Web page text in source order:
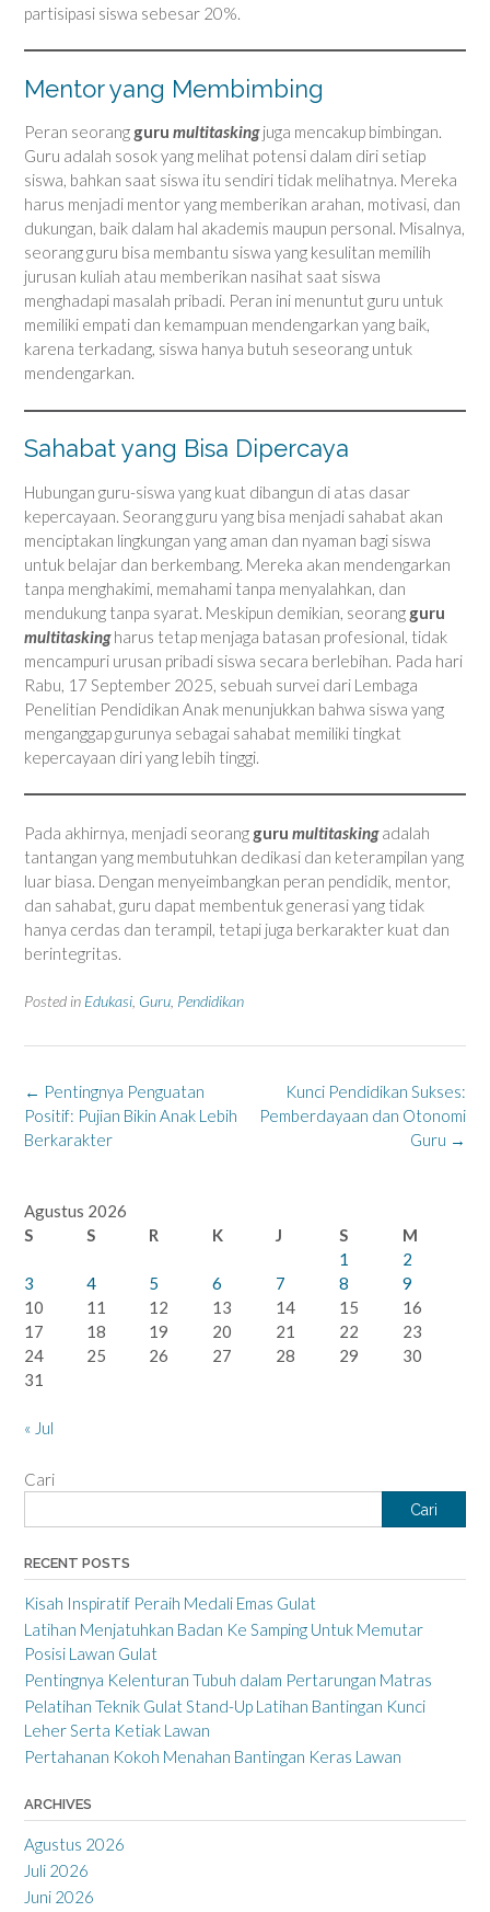
partisipasi siswa sebesar 20%.
Mentor yang Membimbing
Peran seorang guru multitaskingjuga mencakup bimbingan.
Guru adalah sosok yang melihat potensi dalam diri setiap
siswa, bahkan saat siswa itu sendiri tidak melihatnya. Mereka
harus menjadi mentor yang memberikan arahan, motivasi, dan
dukungan, baik dalam hal akademis maupun personal. Misalnya,
seorang guru bisa membantu siswa yang kesulitan memilih
jurusan kuliah atau memberikan nasihat saat siswa
menghadapi masalah pribadi. Peran ini menuntut guru untuk
memiliki empati dan kemampuan mendengarkan yang baik,
karena terkadang, siswa hanya butuh seseorang untuk
mendengarkan.
Sahabat yang Bisa Dipercaya
Hubungan guru-siswa yang kuat dibangun di atas dasar
kepercayaan. Seorang guru yang bisa menjadi sahabat akan
menciptakan lingkungan yang aman dan nyaman bagi siswa
untuk belajar dan berkembang. Mereka akan mendengarkan
tanpa menghakimi, memahami tanpa menyalahkan, dan
mendukung tanpa syarat. Meskipun demikian, seorang guru
multitaskingharus tetap menjaga batasan profesional, tidak
mencampuri urusan pribadi siswa secara berlebihan. Pada hari
Rabu, 17 September 2025, sebuah survei dari Lembaga
Penelitian Pendidikan Anak menunjukkan bahwa siswa yang
menganggap gurunya sebagai sahabat memiliki tingkat
kepercayaan diri yang lebih tinggi.
Pada akhirnya, menjadi seorang guru multitaskingadalah
tantangan yang membutuhkan dedikasi dan keterampilan yang
luar biasa. Dengan menyeimbangkan peran pendidik, mentor,
dan sahabat, guru dapat membentuk generasi yang tidak
hanya cerdas dan terampil, tetapi juga berkarakter kuat dan
berintegritas.
Posted in Edukasi Guru Pendidikan
Post
navigation
Kunci Pendidikan Sukses:
Pemberdayaan dan Otonomi
Guru →
← Pentingnya Penguatan
Positif: Pujian Bikin Anak Lebih
Berkarakter
Agustus 2026
S
S R K J S
M
1
2
3
4 5 6 7 8
9
10
11 12 13 14 15
16
17
18 19 20 21 22
23
24
25 26 27 28 29
30
31
« Jul
Cari
Cari
RECENT POSTS
Kisah Inspiratif Peraih Medali Emas Gulat
Latihan Menjatuhkan Badan Ke Samping Untuk Memutar
Posisi Lawan Gulat
Pentingnya Kelenturan Tubuh dalam Pertarungan Matras
Pelatihan Teknik Gulat Stand-Up Latihan Bantingan Kunci
Leher Serta Ketiak Lawan
Pertahanan Kokoh Menahan Bantingan Keras Lawan
ARCHIVES
Agustus 2026
Juli 2026
Juni 2026